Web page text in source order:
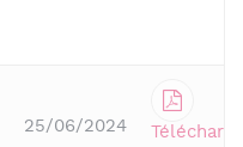
25/06/2024